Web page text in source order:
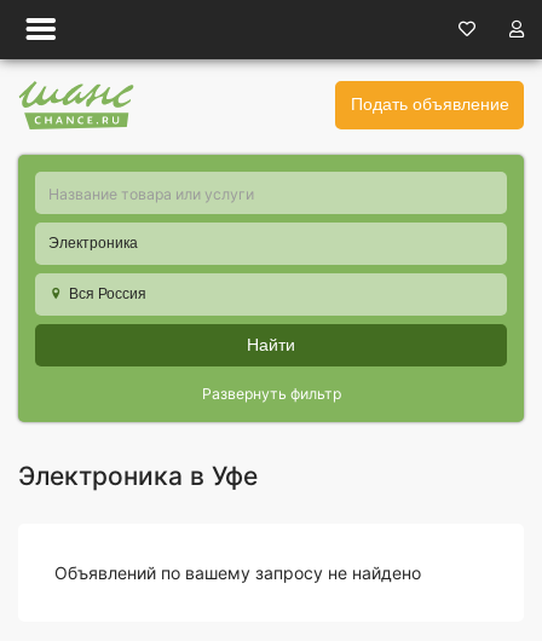
Подать объявление
Электроника
Вся Россия
Найти
Развернуть фильтр
Электроника в Уфе
Объявлений по вашему запросу не найдено